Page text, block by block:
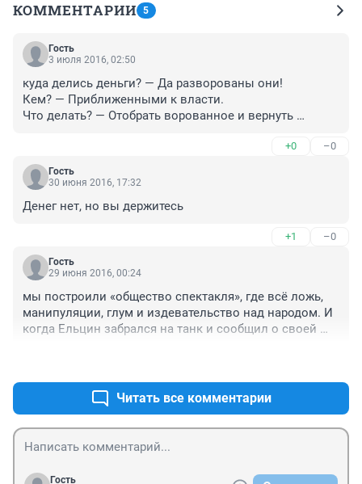
КОММЕНТАРИИ 5
Гость
3 июля 2016, 02:50
куда делись деньги? — Да разворованы они!
Кем? — Приближенными к власти.
Что делать? — Отобрать ворованное и вернуть
Нужна новая партия, из честных и известных
обществу людей.
+0 –0
Гость
30 июня 2016, 17:32
Денег нет, но вы держитесь
+1 –0
Гость
29 июня 2016, 00:24
мы построили «общество спектакля», где всё ложь,
манипуляции, глум и издевательство над народом. И
когда Ельцин забрался на танк и сообщил о своей
был уверен, что оно будет лучше.Новый
партноменклатурный класс завладел материальными
благами и привилегиями, которые массам даже не
снились. Заводы, фабрики, железные дороги,
нефтяные месторождения и другие активы — всё уже
давно было отстроено и приносило прибыль,
Читать все комментарии
Гость